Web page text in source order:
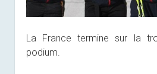
La France termine sur la
podium.